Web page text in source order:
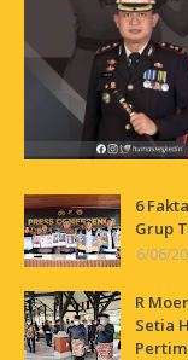
6
Grup
6/06/
R
Setia